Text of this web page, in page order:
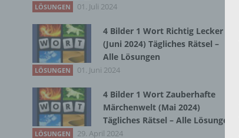
LÖSUNGEN 01. Juli 2024
4 Bilder 1 Wort Richtig Lecker
(Juni 2024) Tägliches Rätsel –
Alle Lösungen
LÖSUNGEN 01. Juni 2024
4 Bilder 1 Wort Zauberhafte
Märchenwelt (Mai 2024)
Tägliches Rätsel – Alle Lösungen
LÖSUNGEN 29. April 2024